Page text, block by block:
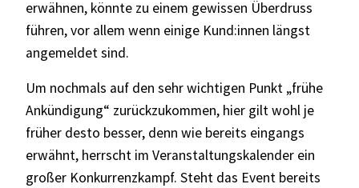
erwähnen, könnte zu einem gewissen Überdruss
führen, vor allem wenn einige Kund:innen längst
angemeldet sind.
Um nochmals auf den sehr wichtigen Punkt „frühe
Ankündigung“ zurückzukommen, hier gilt wohl je
früher desto besser, denn wie bereits eingangs
erwähnt, herrscht im Veranstaltungskalender ein
großer Konkurrenzkampf. Steht das Event bereits